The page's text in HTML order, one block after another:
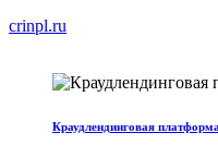
crinpl.ru
Краудлендинговая